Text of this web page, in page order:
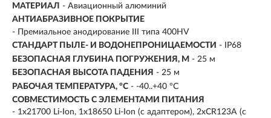
МАТЕРИАЛ - Авиационный алюминий
АНТИАБРАЗИВНОЕ ПОКРЫТИЕ
- Премиальное анодирование III типа 400HV
СТАНДАРТ ПЫЛЕ- И ВОДОНЕПРОНИЦАЕМОСТИ - IP68
БЕЗОПАСНАЯ ГЛУБИНА ПОГРУЖЕНИЯ, М - 25 м
БЕЗОПАСНАЯ ВЫСОТА ПАДЕНИЯ - 25 м
РАБОЧАЯ ТЕМПЕРАТУРА, °C - -40..+40 °C
СОВМЕСТИМОСТЬ С ЭЛЕМЕНТАМИ ПИТАНИЯ
- 1х21700 Li-Ion, 1x18650 Li-Ion (с адаптером), 2хCR123A (с